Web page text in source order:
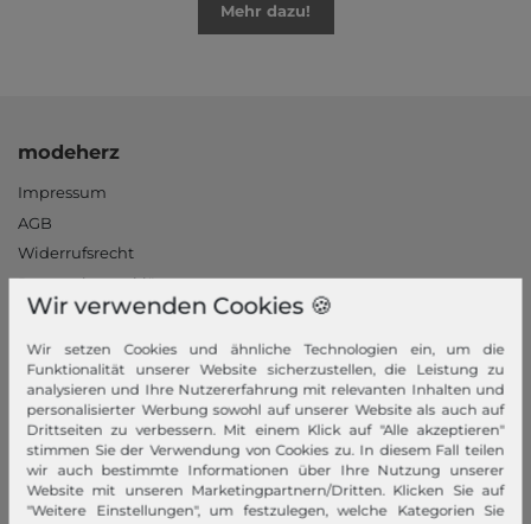
Mehr dazu!
modeherz
Impressum
AGB
Widerrufsrecht
Datenschutzerklärung
Datenschutzeinstellungen
Barrierefreiheitserklärung
Jobs
Unsere Stores
Mein Konto
Login
Wir verwenden Cookies 🍪
Wir setzen Cookies und ähnliche Technologien ein, um die
Funktionalität unserer Website sicherzustellen, die Leistung zu
analysieren und Ihre Nutzererfahrung mit relevanten Inhalten und
personalisierter Werbung sowohl auf unserer Website als auch auf
Drittseiten zu verbessern. Mit einem Klick auf "Alle akzeptieren"
stimmen Sie der Verwendung von Cookies zu. In diesem Fall teilen
wir auch bestimmte Informationen über Ihre Nutzung unserer
Website mit unseren Marketingpartnern/Dritten. Klicken Sie auf
"Weitere Einstellungen", um festzulegen, welche Kategorien Sie